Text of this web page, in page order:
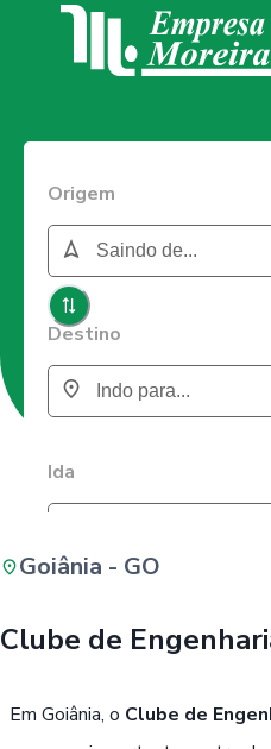
Origem
Destino
Ida
Goiânia - GO
Clube de
Em Goiânia, o Clube de